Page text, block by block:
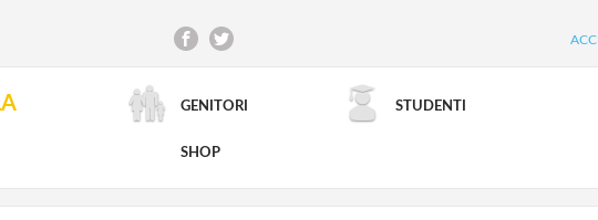
GENITORI STUDENTI
SHOP
RICERCA AVANZATA